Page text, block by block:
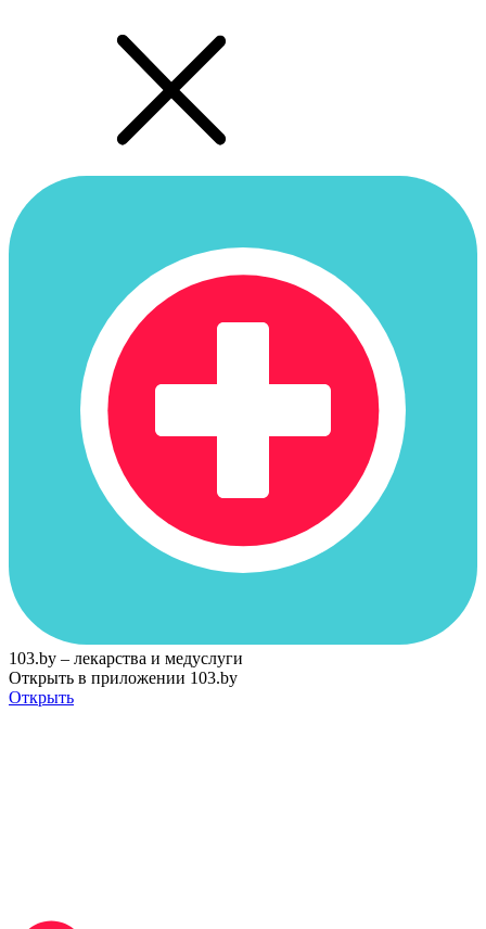
103.by – лекарства и медуслуги
Открыть в приложении 103.by
Открыть